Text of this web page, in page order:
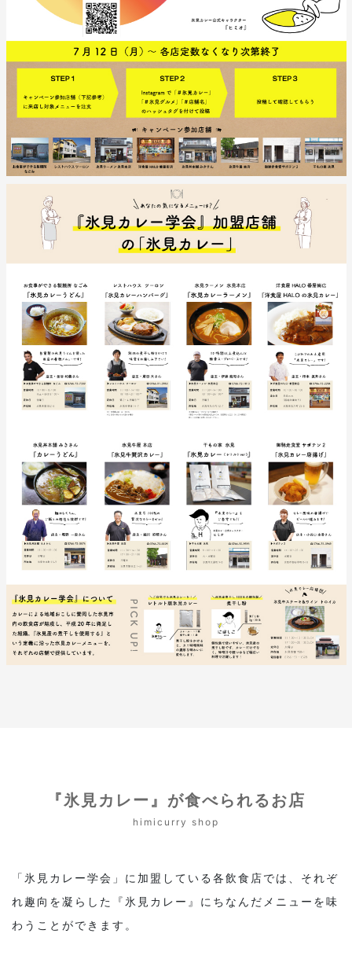
『氷見カレー』が食べられるお店
himicurry shop
「氷見カレー学会」に加盟している各飲食店では、それぞ
れ趣向を凝らした『氷見カレー』にちなんだメニューを味
わうことができます。